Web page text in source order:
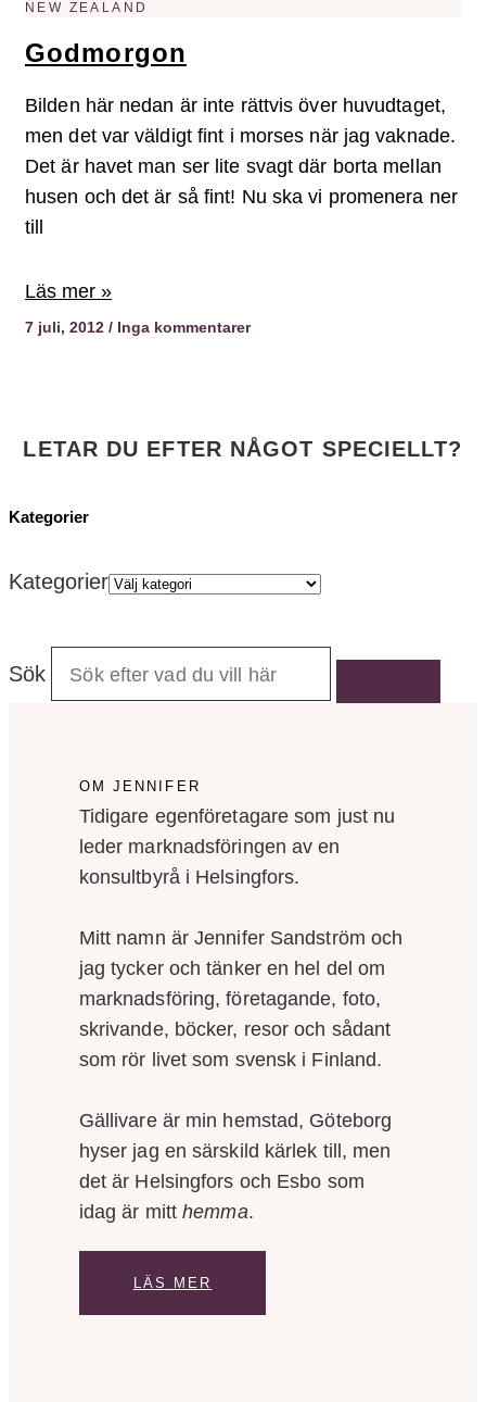
NEW ZEALAND
Godmorgon
Bilden här nedan är inte rättvis över huvudtaget,
men det var väldigt fint i morses när jag vaknade.
Det är havet man ser lite svagt där borta mellan
husen och det är så fint! Nu ska vi promenera ner
till
Läs mer »
7 juli, 2012 Inga kommentarer
LETAR DU EFTER NÅGOT SPECIELLT?
Kategorier
Kategorier
Sök
OM JENNIFER
Tidigare egenföretagare som just nu
leder marknadsföringen av en
konsultbyrå i Helsingfors.
Mitt namn är Jennifer Sandström och
jag tycker och tänker en hel del om
marknadsföring, företagande, foto,
skrivande, böcker, resor och sådant
som rör livet som svensk i Finland.
Gällivare är min hemstad, Göteborg
hyser jag en särskild kärlek till, men
det är Helsingfors och Esbo som
idag är mitthemma.
LÄS MER